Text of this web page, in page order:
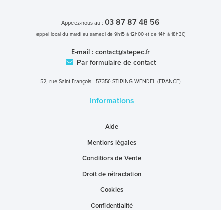
Appelez-nous au : 03 87 87 48 56
(appel local du mardi au samedi de 9h15 à 12h00 et de 14h à 18h30)
E-mail : contact@stepec.fr
Par formulaire de contact
52, rue Saint François - 57350 STIRING-WENDEL (FRANCE)
Informations
Aide
Mentions légales
Conditions de Vente
Droit de rétractation
Cookies
Confidentialité